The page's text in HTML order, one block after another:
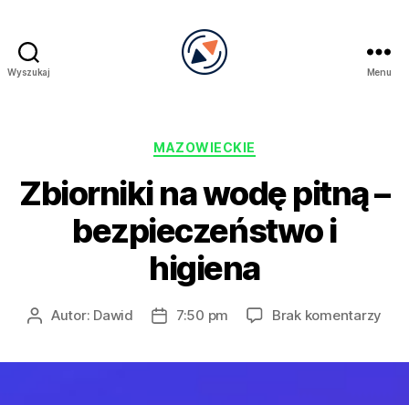
Wyszukaj Menu
Kategorie
MAZOWIECKIE
Zbiorniki na wodę pitną –
bezpieczeństwo i
higiena
AutorAutor: Dawid
Data7:50 pm Brak komentarzy